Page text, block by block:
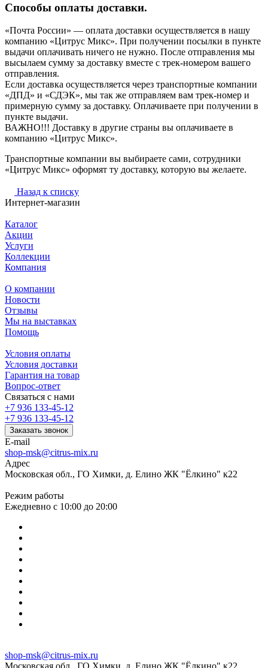
Способы оплаты доставки.
«Почта России» — оплата доставки осуществляется в нашу
компанию «Цитрус Микс». При получении посылки в пункте
выдачи оплачивать ничего не нужно. После отправления мы
высылаем сумму за доставку вместе с трек-номером вашего
отправления.
Если доставка осуществляется через транспортные компании
«ДПД» и «СДЭК», мы так же отправляем вам трек-номер и
примерную сумму за доставку. Оплачиваете при получении в
пункте выдачи.
ВАЖНО!!! Доставку в другие страны вы оплачиваете в
компанию «Цитрус Микс».
Транспортные компании вы выбираете сами, сотрудники
«Цитрус Микс» оформят ту доставку, которую вы желаете.
Назад к списку
Интернет-магазин
Каталог
Акции
Услуги
Коллекции
Компания
О компании
Новости
Отзывы
Мы на выставках
Помощь
Условия оплаты
Условия доставки
Гарантия на товар
Вопрос-ответ
Связаться с нами
+7 936 133-45-12
+7 936 133-45-12
Заказать звонок
E-mail
shop-msk@citrus-mix.ru
Адрес
Московская обл., ГО Химки, д. Елино ЖК "Ёлкино" к22
Режим работы
Ежедневно с 10:00 до 20:00
shop-msk@citrus-mix.ru